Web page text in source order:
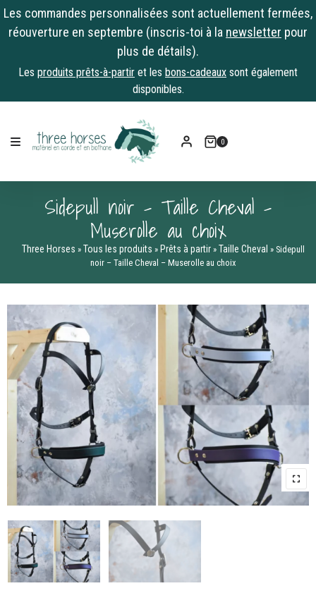
Les commandes personnalisées sont actuellement fermées,
réouverture en septembre (inscris-toi à la newsletter pour
plus de détails).
Les produits prêts-à-partir et les bons-cadeaux sont également
disponibles.
content
0
Sidepull noir – Taille Cheval –
Muserolle au choix
Three Horses » Tous les produits » Prêts à partir » Taille Cheval » Sidepull
noir – Taille Cheval – Muserolle au choix